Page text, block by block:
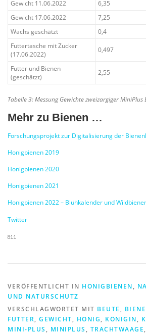
Gewicht 11.06.2022 6,35
Gewicht 17.06.2022
7,25
Wachs geschätzt
0,4
Futtertasche mit Zucker
(17.06.2022)
0,497
Futter und Bienen
(geschätzt)
2,55
Tabelle 3: Messung Gewichte zweizargiger
Mehr zu Bienen …
Forschungsprojekt zur Digitalisierung der
Honigbienen 2019
Honigbienen 2020
Honigbienen 2021
Honigbienen 2022 – Blühkalender und
Twitter
VERÖFFENTLICHT IN HONIGBIENEN,
UND NATURSCHUTZ
VERSCHLAGWORTET MIT BEUTE ,
FUTTER, GEWICHT, HONIG, KÖNIGIN,
MINI-PLUS , MINIPLUS , TRACHTWAAGE,